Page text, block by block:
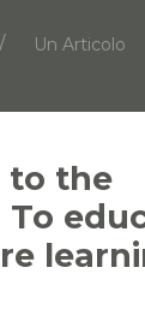
Un Articolo
to the